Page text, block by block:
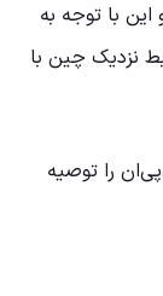
با توجه به
نزدیک چین با
را توصیه